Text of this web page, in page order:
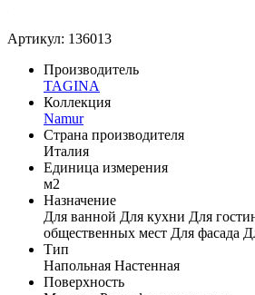
Артикул: 136013
Производитель
TAGINA
Коллекция
Namur
Страна производителя
Италия
Единица измерения
м2
Назначение
Для ванной Для кухни Для
общественных мест Для фасада
Тип
Напольная Настенная
Поверхность